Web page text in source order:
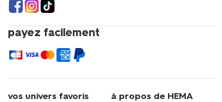
payez facilement
vos univers favoris à propos de HEMA